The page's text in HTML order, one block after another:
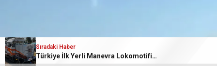
Sıradaki Haber
Türkiye İlk Yerli Manevra Lokomotifini Tanzanya’ya İhraç Etti